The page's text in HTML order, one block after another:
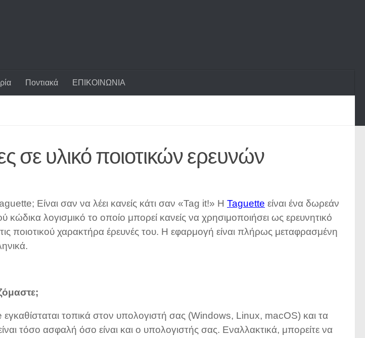
Ποντιακά ΕΠΙΚΟΙΝΩΝΙΑ
σε υλικό ποιοτικών ερευνών
Είναι σαν να λέει κανείς κάτι σαν «Tag it!» Η Taguette είναι ένα δωρεάν
κώδικα λογισμικό το οποίο μπορεί κανείς να χρησιμοποιήσει ως ερευνητικό
ποιοτικού χαρακτήρα έρευνές του. Η εφαρμογή είναι πλήρως μεταφρασμένη
τοπικά στον υπολογιστή σας (Windows, Linux, macOS) και τα
τόσο ασφαλή όσο είναι και ο υπολογιστής σας. Εναλλακτικά, μπορείτε να